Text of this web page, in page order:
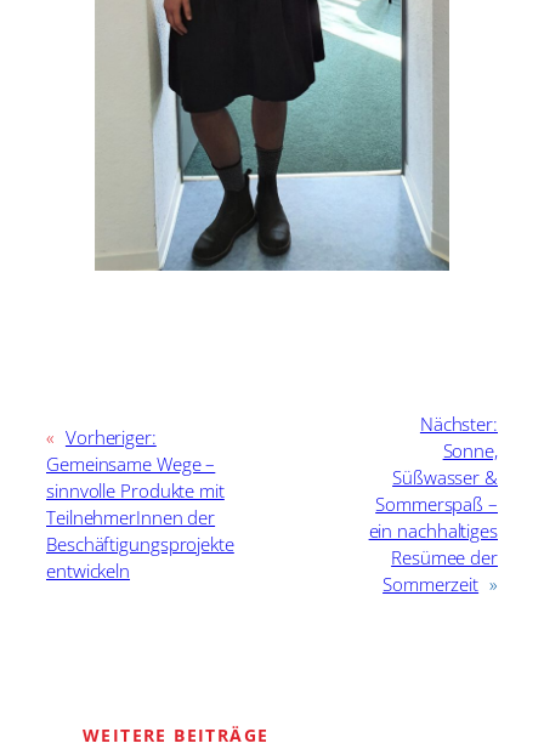
« Vorheriger:
Gemeinsame Wege –
sinnvolle Produkte mit
TeilnehmerInnen der
Beschäftigungsprojekte
entwickeln
Nächster:
Sonne,
Süßwasser &
Sommerspaß –
ein nachhaltiges
Resümee der
Sommerzeit »
WEITERE BEITRÄGE